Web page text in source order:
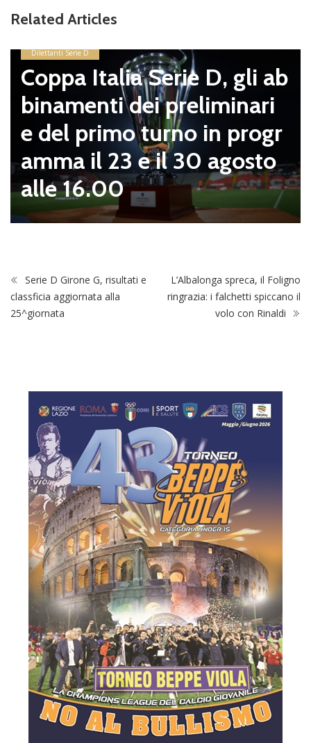
Related Articles
Dilettanti Serie D
Coppa Italia Serie D, gli ab
binamenti dei preliminari
e del primo turno in progr
amma il 23 e il 30 agosto
alle 16.00
Serie D Girone G, risultati e
classficia aggiornata alla
25^giornata
L’Albalonga spreca, il Foligno
ringrazia: i falchetti spiccano il
volo con Rinaldi